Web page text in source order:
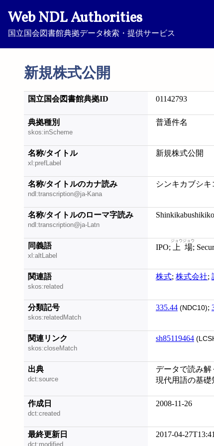
Web NDL Authorities
国立国会図書館典拠データ検索・提供サービス
新規株式公開
国立国会図書館典拠ID 01142793
典拠種別
skos:inScheme
普通件名
名称/タイトル
xl:prefLabel
新規株式公開
名称/タイトルのカナ読み
ndl:transcription@ja-Kana
シンキカブシキ
名称/タイトルのローマ字読み
ndl:transcription@ja-Latn
同義語
xl:altLabel
IPO; 上場
ジョウジョウ
;
関連語
skos:related
株式; 株式会社;
分類記号
skos:relatedMatch
335.44 (NDC10);
関連リンク
skos:closeMatch
sh85119464
出典
dct:source
データで読み
現代用語の基礎
作成日
dct:created
2008-11-26
最終更新日
dct:modified
2017-04-